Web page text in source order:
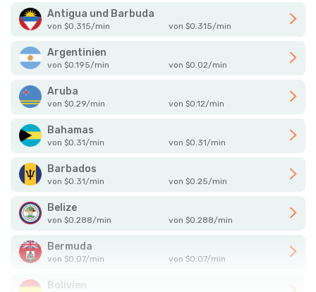
Antigua und Barbuda
von $0.315/min von $0.315/min
Argentinien
von $0.195/min von $0.02/min
Aruba
von $0.29/min von $0.12/min
Bahamas
von $0.31/min von $0.31/min
Barbados
von $0.31/min von $0.25/min
Belize
von $0.288/min von $0.288/min
Bermuda
von $0.07/min von $0.07/min
Bolivien